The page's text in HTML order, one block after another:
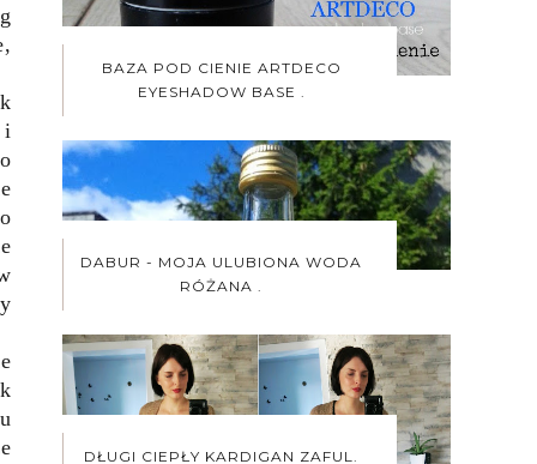
i
BAZA POD CIENIE ARTDECO
EYESHADOW BASE .
DABUR - MOJA ULUBIONA WODA
RÓŻANA .
DŁUGI CIEPŁY KARDIGAN ZAFUL.